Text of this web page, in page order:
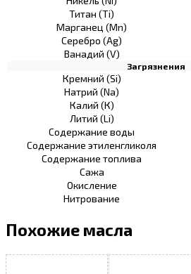
Титан (Ti)
Марганец (Mn)
Серебро (Ag)
Ванадий (V)
Загрязнения
Кремний (Si)
Натрий (Na)
Калий (К)
Литий (Li)
Содержание воды
Содержание этиленгликоля
Содержание топлива
Сажа
Окисление
Нитрование
Похожие масла